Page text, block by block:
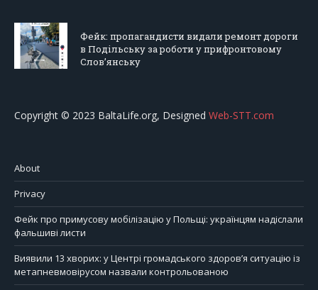
Фейк: пропагандисти видали ремонт дороги
в Подільську за роботи у прифронтовому
Слов’янську
Copyright © 2023 BaltaLife.org, Designed Web-STT.com
About
Privacy
Фейк про примусову мобілізацію у Польщі: українцям надіслали
фальшиві листи
Виявили 13 хворих: у Центрі громадського здоров’я ситуацію із
метапневмовірусом назвали контрольованою